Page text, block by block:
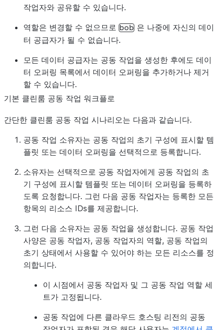
작업자와 공유할 수 있습니다.
역할은 변경할 수 없으므로 bob 은 나중에 자신의 데이
터 공급자가 될 수 없습니다.
모든 데이터 공급자는 공동 작업을 생성한 후에도 데이
터 오퍼링 목록에서 데이터 오퍼링을 추가하거나 제거
할 수 있습니다.
기본 클린룸 공동 작업 워크플로
간단한 클린룸 공동 작업 시나리오는 다음과 같습니다.
공동 작업 소유자는 공동 작업의 초기 구성에 표시할 템
플릿 또는 데이터 오퍼링을 선택적으로 등록합니다.
소유자는 선택적으로 공동 작업자에게 공동 작업의 초
기 구성에 표시할 템플릿 또는 데이터 오퍼링을 등록하
도록 요청합니다. 그런 다음 공동 작업자는 등록한 모든
항목의 리소스 IDs를 제공합니다.
그런 다음 소유자는 공동 작업을 생성합니다. 공동 작업
사양은 공동 작업자, 공동 작업자의 역할, 공동 작업의
초기 상태에서 사용할 수 있어야 하는 모든 리소스를 정
의합니다.
이 시점에서 공동 작업자 및 그 공동 작업 역할 세
트가 고정됩니다.
공동 작업에 다른 클라우드 호스팅 리전의 공동